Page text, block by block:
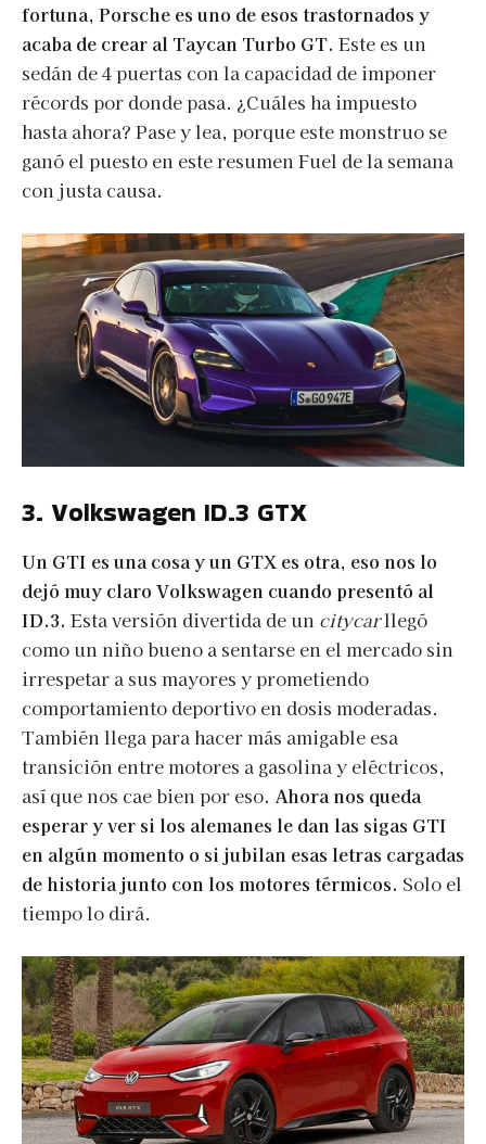
fortuna, Porsche es uno de esos trastornados y
acaba de crear al Taycan Turbo GT. Este es un
sedán de 4 puertas con la capacidad de imponer
récords por donde pasa. ¿Cuáles ha impuesto
hasta ahora? Pase y lea, porque este monstruo se
ganó el puesto en este resumen Fuel de la semana
con justa causa.
3. Volkswagen ID.3 GTX
Un GTI es una cosa y un GTX es otra, eso nos lo
dejó muy claro Volkswagen cuando presentó al
ID.3. Esta versión divertida de un citycarllegó
como un niño bueno a sentarse en el mercado sin
irrespetar a sus mayores y prometiendo
comportamiento deportivo en dosis moderadas.
También llega para hacer más amigable esa
transición entre motores a gasolina y eléctricos,
así que nos cae bien por eso. Ahora nos queda
esperar y ver si los alemanes le dan las sigas GTI
en algún momento o si jubilan esas letras cargadas
de historia junto con los motores térmicos. Solo el
tiempo lo dirá.